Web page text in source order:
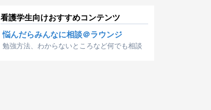
看護学生向けおすすめコンテンツ
悩んだらみんなに相談＠ラウンジ
勉強方法、わからないところなど何でも相談